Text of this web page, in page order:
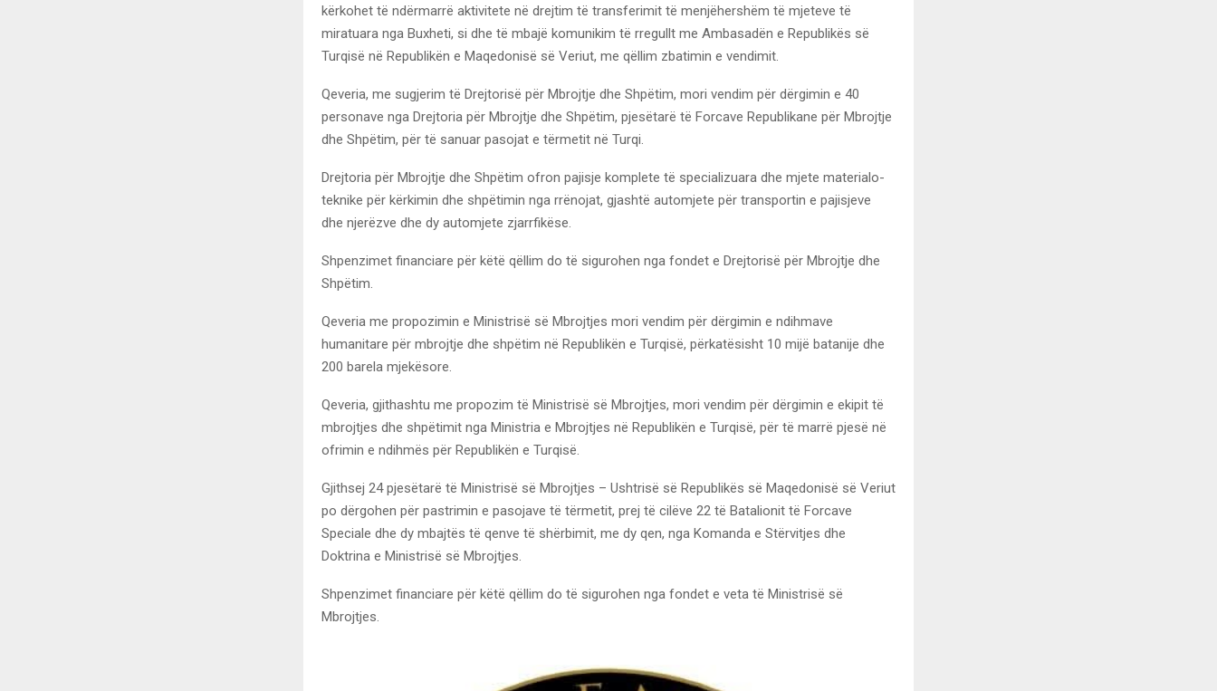
kërkohet të ndërmarrë aktivitete në drejtim të transferimit të menjëhershëm të mjeteve të
miratuara nga Buxheti, si dhe të mbajë komunikim të rregullt me ​​Ambasadën e Republikës së
Turqisë në Republikën e Maqedonisë së Veriut, me qëllim zbatimin e vendimit.
Qeveria, me sugjerim të Drejtorisë për Mbrojtje dhe Shpëtim, mori vendim për dërgimin e 40
personave nga Drejtoria për Mbrojtje dhe Shpëtim, pjesëtarë të Forcave Republikane për Mbrojtje
dhe Shpëtim, për të sanuar pasojat e tërmetit në Turqi.
Drejtoria për Mbrojtje dhe Shpëtim ofron pajisje komplete të specializuara dhe mjete materialo-
teknike për kërkimin dhe shpëtimin nga rrënojat, gjashtë automjete për transportin e pajisjeve
dhe njerëzve dhe dy automjete zjarrfikëse.
Shpenzimet financiare për këtë qëllim do të sigurohen nga fondet e Drejtorisë për Mbrojtje dhe
Shpëtim.
Qeveria me propozimin e Ministrisë së Mbrojtjes mori vendim për dërgimin e ndihmave
humanitare për mbrojtje dhe shpëtim në Republikën e Turqisë, përkatësisht 10 mijë batanije dhe
200 barela mjekësore.
Qeveria, gjithashtu me propozim të Ministrisë së Mbrojtjes, mori vendim për dërgimin e ekipit të
mbrojtjes dhe shpëtimit nga Ministria e Mbrojtjes në Republikën e Turqisë, për të marrë pjesë në
ofrimin e ndihmës për Republikën e Turqisë.
Gjithsej 24 pjesëtarë të Ministrisë së Mbrojtjes – Ushtrisë së Republikës së Maqedonisë së Veriut
po dërgohen për pastrimin e pasojave të tërmetit, prej të cilëve 22 të Batalionit të Forcave
Speciale dhe dy mbajtës të qenve të shërbimit, me dy qen, nga Komanda e Stërvitjes dhe
Doktrina e Ministrisë së Mbrojtjes.
Shpenzimet financiare për këtë qëllim do të sigurohen nga fondet e veta të Ministrisë së
Mbrojtjes.